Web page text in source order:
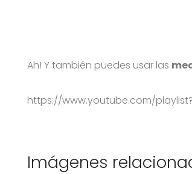
Ah! Y también puedes usar las
https://www.youtube.com/
Imágenes